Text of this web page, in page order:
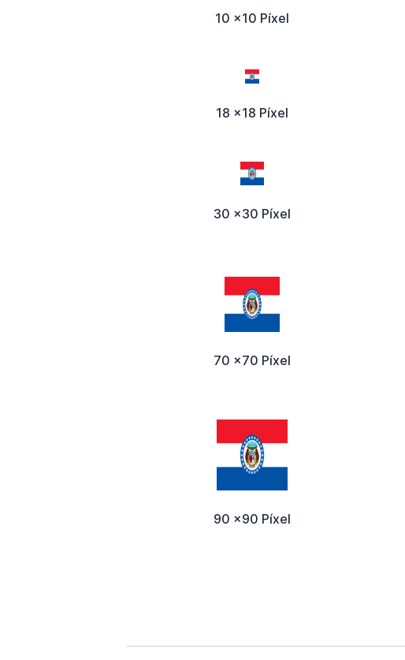
10 x10 Píxel
18 x18 Píxel
30 x30 Píxel
70 x70 Píxel
90 x90 Píxel